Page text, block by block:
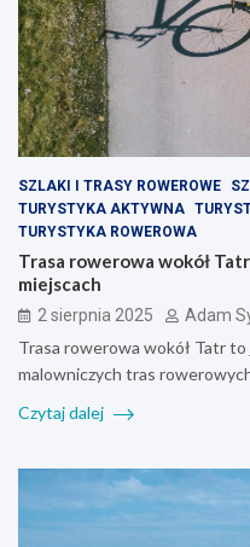
SZLAKI I TRASY ROWEROWE
TURYSTYKA AKTYWNA
TURYSTYKA ROWEROWA
Trasa rowerowa wokół
miejscach
2 sierpnia 2025 Adam
Trasa rowerowa wokół Tatr
malowniczych tras
Czytaj dalej